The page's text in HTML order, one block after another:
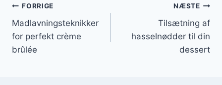
Indlægsnavigation
FORRIGE
Madlavningsteknikker
for perfekt crème
brûlée
NÆSTE
Tilsætning af
hasselnødder til din
dessert